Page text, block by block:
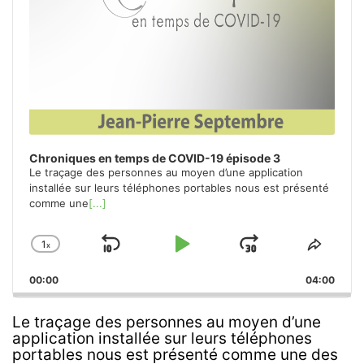
Chroniques en temps de COVID-19 épisode 3
Le traçage des personnes au moyen d’une application
installée sur leurs téléphones portables nous est présenté
comme une[...]
Change
Rate
1x
Skip
Play
Jump
Forward
Share
00:00 04:00
Le traçage des personnes au moyen d’une
application installée sur leurs téléphones
portables nous est présenté comme une des